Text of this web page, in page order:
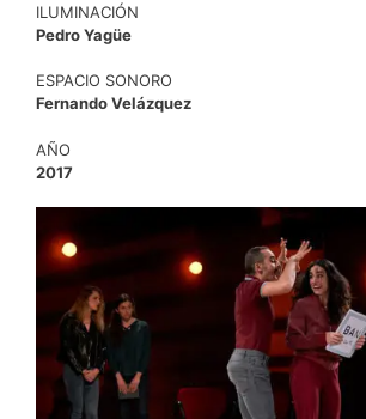
ILUMINACIÓN
Pedro Yagüe
ESPACIO SONORO
Fernando Velázquez
AÑO
2017